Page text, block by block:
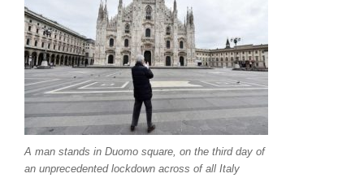
A man stands in Duomo square, on the third day of
an unprecedented lockdown across of all Italy